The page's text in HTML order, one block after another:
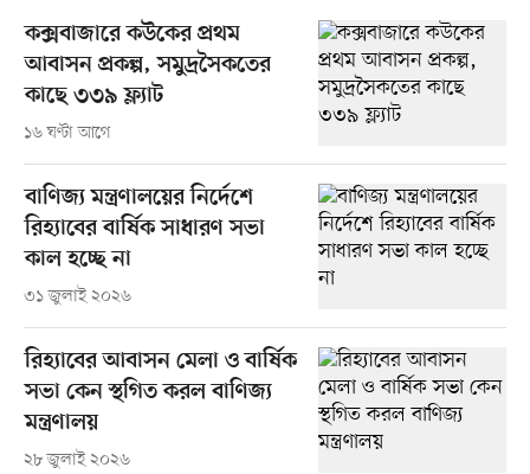
কক্সবাজারে কউকের প্রথম
আবাসন প্রকল্প, সমুদ্রসৈকতের
কাছে ৩৩৯ ফ্ল্যাট
১৬ ঘণ্টা আগে
বাণিজ্য মন্ত্রণালয়ের নির্দেশে
রিহ্যাবের বার্ষিক সাধারণ সভা
কাল হচ্ছে না
৩১ জুলাই ২০২৬
রিহ্যাবের আবাসন মেলা ও বার্ষিক
সভা কেন স্থগিত করল বাণিজ্য
মন্ত্রণালয়
২৮ জুলাই ২০২৬